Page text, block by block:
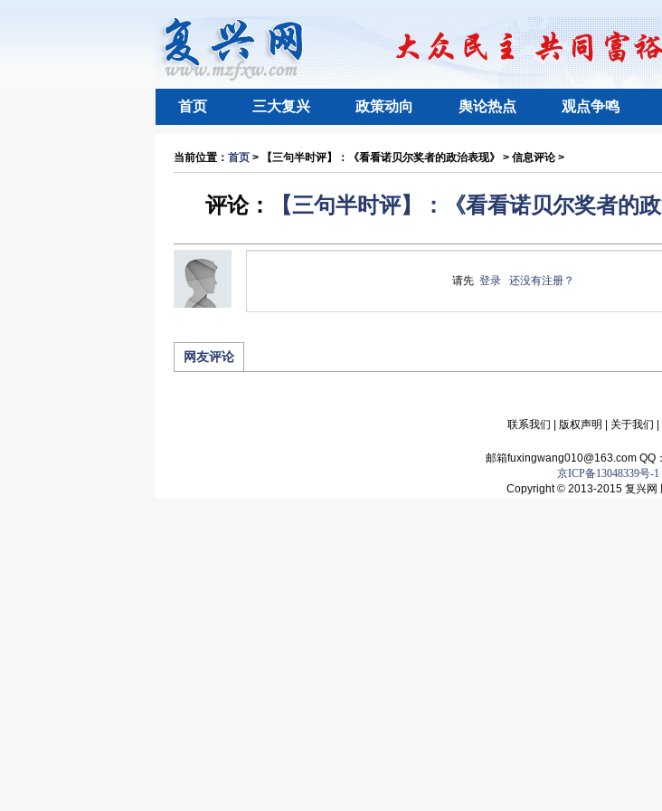
首页 三大复兴 政策动向 舆论热点 观点争鸣
当前位置： 首页 > 【三句半时评】：《看看诺贝尔奖者的政治表现》 > 信息评论 >
评论： 【三句半时评】：《看看诺贝尔奖者的政
请先 登录 还没有注册？
网友评论
联系我们 版权声明 关于我们
邮箱fuxingwang010@163.com QQ
京ICP备13048339号-1
Copyright © 2013-2015 复兴网